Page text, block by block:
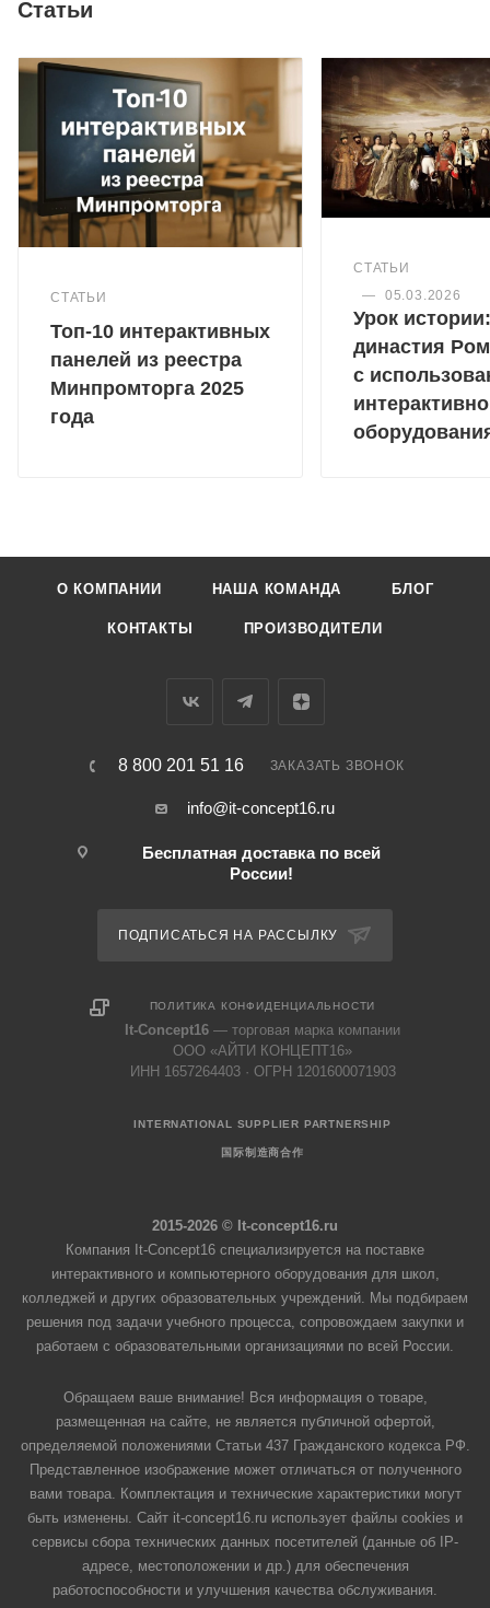
Статьи
СТАТЬИ
Топ-10 интерактивных
панелей из реестра
Минпромторга 2025
года
СТАТЬИ
—
05.03.2026
Урок истории:
династия
с
О КОМПАНИИ НАША КОМАНДА БЛОГ
КОНТАКТЫ ПРОИЗВОДИТЕЛИ
8 800 201 51 16 ЗАКАЗАТЬ ЗВОНОК
info@it-concept16.ru
Бесплатная доставка по всей
России!
ПОДПИСАТЬСЯ НА РАССЫЛКУ
ПОЛИТИКА КОНФИДЕНЦИАЛЬНОСТИ
It-Concept16 — торговая марка компании
ООО «АЙТИ КОНЦЕПТ16»
ИНН 1657264403 · ОГРН 1201600071903
INTERNATIONAL SUPPLIER PARTNERSHIP
国际制造商合作
2015-2026 © It-concept16.ru
Компания It-Concept16 специализируется на поставке
интерактивного и компьютерного оборудования для школ,
колледжей и других образовательных учреждений. Мы подбираем
решения под задачи учебного процесса, сопровождаем закупки и
работаем с образовательными организациями по всей России.
Обращаем ваше внимание! Вся информация о товаре,
размещенная на сайте, не является публичной офертой,
определяемой положениями Статьи 437 Гражданского кодекса РФ.
Представленное изображение может отличаться от полученного
вами товара. Комплектация и технические характеристики могут
быть изменены. Сайт it-concept16.ru использует файлы cookies и
сервисы сбора технических данных посетителей (данные об IP-
адресе, местоположении и др.) для обеспечения
работоспособности и улучшения качества обслуживания.